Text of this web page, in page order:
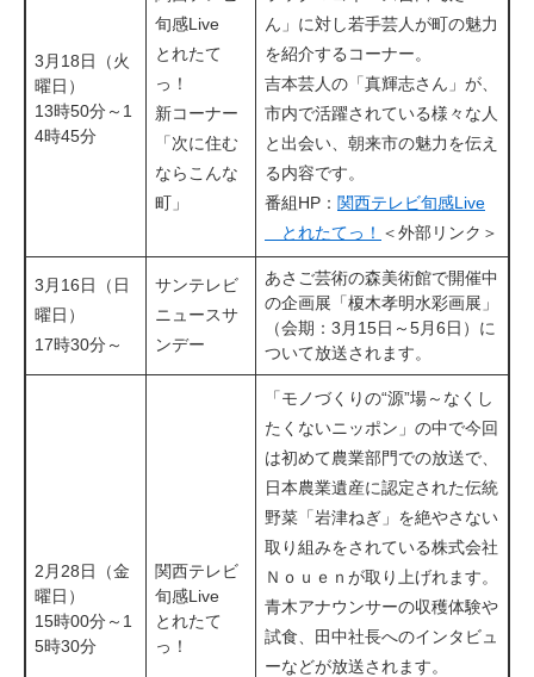
3月18日（火
曜日）
13時50分～1
4時45分
旬感Live
とれたて
っ！
新コーナー
「次に住む
ならこんな
町」
ん」に対し若手芸人が町の魅力
を紹介するコーナー。
吉本芸人の「真輝志さん」が、
市内で活躍されている様々な人
と出会い、朝来市の魅力を伝え
る内容です。
番組HP： 関西テレビ旬感Live
とれたてっ！ ＜外部リンク＞
3月16日（日
曜日）
17時30分～
サンテレビ
ニュースサ
ンデー
あさご芸術の森美術館で開催中
の企画展「榎木孝明水彩画展」
（会期：3月15日～5月6日）に
ついて放送されます。
2月28日（金
曜日）
15時00分～1
5時30分
関西テレビ
旬感Live
とれたて
っ！
「モノづくりの“源”場～なくし
たくないニッポン」の中で今回
は初めて農業部門での放送で、
日本農業遺産に認定された伝統
野菜「岩津ねぎ」を絶やさない
取り組みをされている株式会社
Ｎｏｕｅｎが取り上げれます。
青木アナウンサーの収穫体験や
試食、田中社長へのインタビュ
ーなどが放送されます。